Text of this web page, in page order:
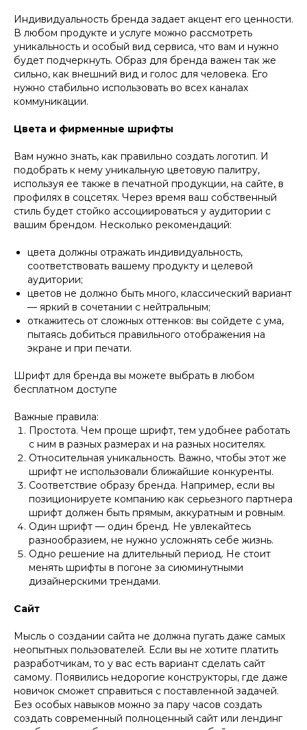
Индивидуальность бренда задает акцент его ценности.
В любом продукте и услуге можно рассмотреть
уникальность и особый вид сервиса, что вам и нужно
будет подчеркнуть. Образ для бренда важен так же
сильно, как внешний вид и голос для человека. Его
нужно стабильно использовать во всех каналах
коммуникации.
Цвета и фирменные шрифты
Вам нужно знать, как правильно создать логотип. И
подобрать к нему уникальную цветовую палитру,
используя ее также в печатной продукции, на сайте, в
профилях в соцсетях. Через время ваш собственный
стиль будет стойко ассоциироваться у аудитории с
вашим брендом. Несколько рекомендаций:
цвета должны отражать индивидуальность,
соответствовать вашему продукту и целевой
аудитории;
цветов не должно быть много, классический вариант
— яркий в сочетании с нейтральным;
откажитесь от сложных оттенков: вы сойдете с ума,
пытаясь добиться правильного отображения на
экране и при печати.
Шрифт для бренда вы можете выбрать в любом
бесплатном доступе
Важные правила:
Простота. Чем проще шрифт, тем удобнее работать
с ним в разных размерах и на разных носителях.
Относительная уникальность. Важно, чтобы этот же
шрифт не использовали ближайшие конкуренты.
Соответствие образу бренда. Например, если вы
позиционируете компанию как серьезного партнера
шрифт должен быть прямым, аккуратным и ровным.
Один шрифт — один бренд. Не увлекайтесь
разнообразием, не нужно усложнять себе жизнь.
Одно решение на длительный период. Не стоит
менять шрифты в погоне за сиюминутными
дизайнерскими трендами.
Сайт
Мысль о создании сайта не должна пугать даже самых
неопытных пользователей. Если вы не хотите платить
разработчикам, то у вас есть вариант сделать сайт
самому. Появились недорогие конструкторы, где даже
новичок сможет справиться с поставленной задачей.
Без особых навыков можно за пару часов создать
создать современный полноценный сайт или лендинг